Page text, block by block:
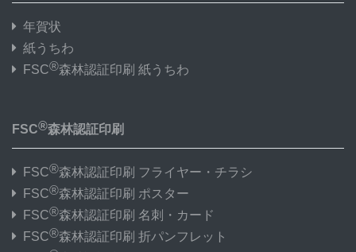
年賀状
紙うちわ
FSC®森林認証印刷 紙うちわ
FSC®森林認証印刷
FSC®森林認証印刷 フライヤー・チラシ
FSC®森林認証印刷 ポスター
FSC®森林認証印刷 名刺・カード
FSC®森林認証印刷 折パンフレット